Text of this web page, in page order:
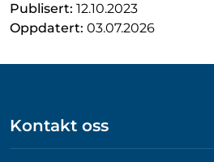
Publisert: 12.10.2023
Oppdatert: 03.07.2026
Kontakt oss